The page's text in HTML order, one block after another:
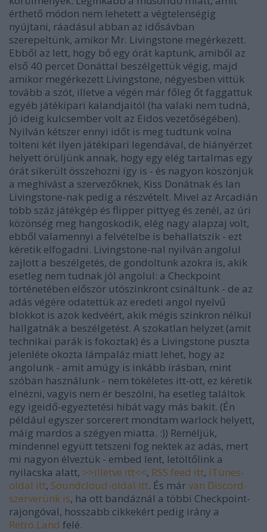
érthető módon nem lehetett a végtelenségig
nyújtani, ráadásul abban az idősávban
szerepeltünk, amikor Mr. Livingstone megérkezett.
Ebből az lett, hogy bő egy órát kaptunk, amiből az
első 40 percet Donáttal beszélgettük végig, majd
amikor megérkezett Livingstone, négyesben vittük
tovább a szót, illetve a végén már főleg őt faggattuk
egyéb játékipari kalandjaitól (ha valaki nem tudná,
jó ideig kulcsember volt az Eidos vezetőségében).
Nyilván kétszer ennyi időt is meg tudtunk volna
tölteni két ilyen játékipari legendával, de hiányérzet
helyett örüljünk annak, hogy egy elég tartalmas egy
órát sikerült összehozni így is - és nagyon köszönjük
a meghívást a szervezőknek, Kiss Donátnak és Ian
Livingstone-nak pedig a részvételt. Mivel az Arcadián
több száz játékgép és flipper pittyeg és zenél, az úri
közönség meg hangoskodik, elég nagy alapzaj volt,
ebből valamennyi a felvételbe is behallatszik - ezt
kéretik elfogadni. Livingstone-nal nyilván angolul
zajlott a beszélgetés, de gondoltunk azokra is, akik
esetleg nem tudnak jól angolul: a Checkpoint
történetében először utószinkront csináltunk - de az
adás végére odatettük az eredeti angol nyelvű
blokkot is azok kedvéért, akik mégis szinkron nélkül
hallgatnák a beszélgetést. A szokatlan helyzet (amit
technikai parák is fokoztak) és a Livingstone puszta
jelenléte okozta lámpaláz miatt lehet, hogy az
angolunk - amit amúgy is inkább írásban, mint
szóban használunk - nem tökéletes itt-ott, ez kéretik
elnézni, vagyis nem ér beszólni, ha esetleg találtok
egy igeidő-egyeztetési hibát vagy más bakit. (Én
például egyszer sorcerert mondtam warlock helyett,
máig mardos a szégyen miatta. :)) Reméljük,
mindennel együtt tetszeni fog nektek az adás, mert
mi nagyon élveztük - embed lent, letöltőlink a
nyilacska alatt, >>illetve itt<<, RSS feed itt, iTunes-
oldal itt, Soundcloud-oldal itt. És márvan Discord-
szerverünk is, ha ott bandáznál a többi Checkpoint-
rajongóval, hosszabb cikkekért pedig irány a
Retro.Land felé.